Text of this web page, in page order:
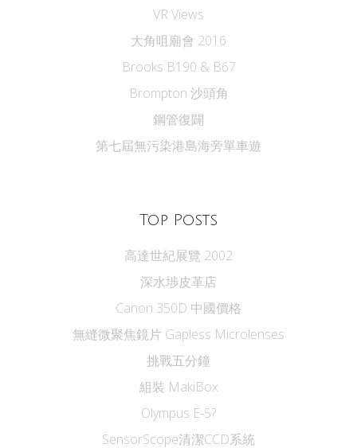
VR Views
大角咀廟會 2016
Brooks B190 & B67
Brompton 沙頭角
鋼管復闢
第七屆無污染港島海旁單車遊
Top Posts
高達世紀展覽 2002
深水埗皮革店
Canon 350D 中國價格
無縫微聚焦鏡片 Gapless Microlenses
挑戰五分鐘
組裝 MakiBox
Olympus E-5?
SensorScope清潔CCD系統